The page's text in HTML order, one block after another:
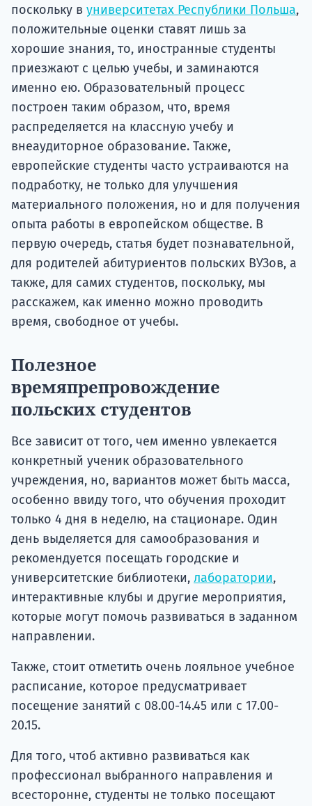
поскольку в университетах Республики Польша,
положительные оценки ставят лишь за
хорошие знания, то, иностранные студенты
приезжают с целью учебы, и заминаются
именно ею. Образовательный процесс
построен таким образом, что, время
распределяется на классную учебу и
внеаудиторное образование. Также,
европейские студенты часто устраиваются на
подработку, не только для улучшения
материального положения, но и для получения
опыта работы в европейском обществе. В
первую очередь, статья будет познавательной,
для родителей абитуриентов польских ВУЗов, а
также, для самих студентов, поскольку, мы
расскажем, как именно можно проводить
время, свободное от учебы.
Полезное
времяпрепровождение
польских студентов
Все зависит от того, чем именно увлекается
конкретный ученик образовательного
учреждения, но, вариантов может быть масса,
особенно ввиду того, что обучения проходит
только 4 дня в неделю, на стационаре. Один
день выделяется для самообразования и
рекомендуется посещать городские и
университетские библиотеки, лаборатории,
интерактивные клубы и другие мероприятия,
которые могут помочь развиваться в заданном
направлении.
Также, стоит отметить очень лояльное учебное
расписание, которое предусматривает
посещение занятий с 08.00-14.45 или с 17.00-
20.15.
Для того, чтоб активно развиваться как
профессионал выбранного направления и
всесторонне, студенты не только посещают